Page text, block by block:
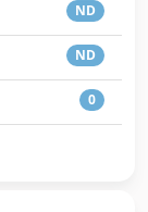
ND
ND
0